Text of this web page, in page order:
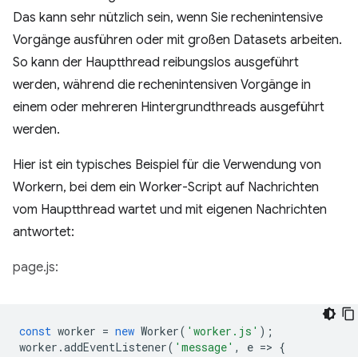
Das kann sehr nützlich sein, wenn Sie rechenintensive
Vorgänge ausführen oder mit großen Datasets arbeiten.
So kann der Hauptthread reibungslos ausgeführt
werden, während die rechenintensiven Vorgänge in
einem oder mehreren Hintergrundthreads ausgeführt
werden.
Hier ist ein typisches Beispiel für die Verwendung von
Workern, bei dem ein Worker-Script auf Nachrichten
vom Hauptthread wartet und mit eigenen Nachrichten
antwortet:
page.js:
const worker = new Worker( 'worker.js' );
worker .addEventListener( 'message' , e => {